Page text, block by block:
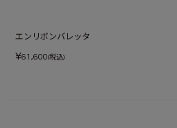
エンリボンバレッタ
¥61,600(税込)